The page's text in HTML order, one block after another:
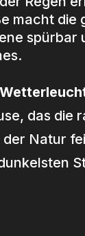
macht die
spürbar
das die
Natur